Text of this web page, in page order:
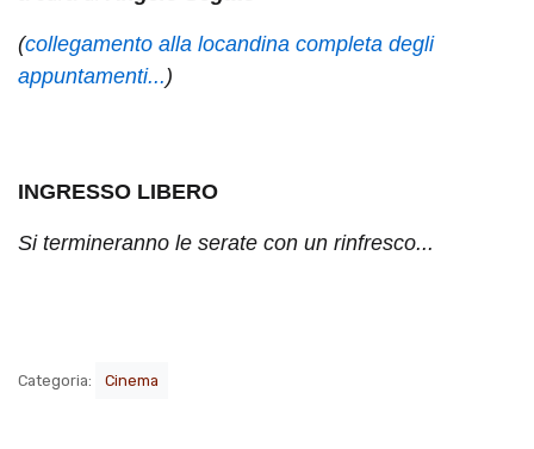
(collegamento alla locandina completa degli
appuntamenti...)
INGRESSO LIBERO
Si termineranno le serate con un rinfresco...
Categoria: Cinema